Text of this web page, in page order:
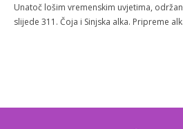
Unatoč lošim vremenskim uvjetima,
slijede 311. Čoja i Sinjska alka. Pripreme